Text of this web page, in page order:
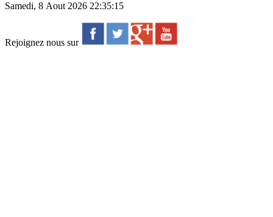
Samedi, 8 Aout 2026 22:35:15
Rejoignez nous sur